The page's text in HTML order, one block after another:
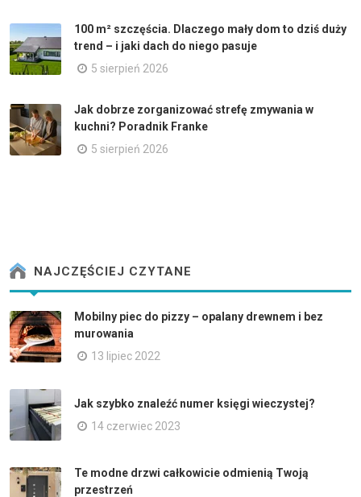
100 m² szczęścia. Dlaczego mały dom to dziś duży
trend – i jaki dach do niego pasuje
5 sierpień 2026
Jak dobrze zorganizować strefę zmywania w
kuchni? Poradnik Franke
5 sierpień 2026
NAJCZĘŚCIEJ CZYTANE
Mobilny piec do pizzy – opalany drewnem i bez
murowania
13 lipiec 2022
Jak szybko znaleźć numer księgi wieczystej?
14 czerwiec 2023
Te modne drzwi całkowicie odmienią Twoją
przestrzeń